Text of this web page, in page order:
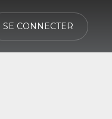
SE CONNECTER